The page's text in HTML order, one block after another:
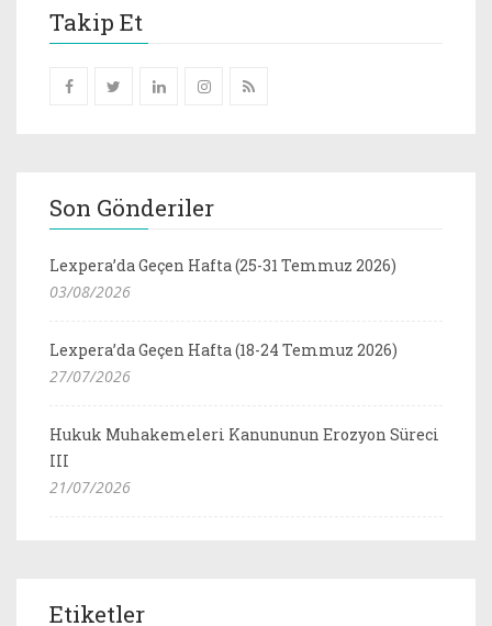
Takip Et
Son Gönderiler
Lexpera’da Geçen Hafta (25-31 Temmuz 2026)
03/08/2026
Lexpera’da Geçen Hafta (18-24 Temmuz 2026)
27/07/2026
Hukuk Muhakemeleri Kanununun Erozyon Süreci
III
21/07/2026
Etiketler